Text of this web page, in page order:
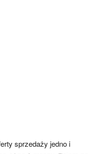
sprzedaży jedno i